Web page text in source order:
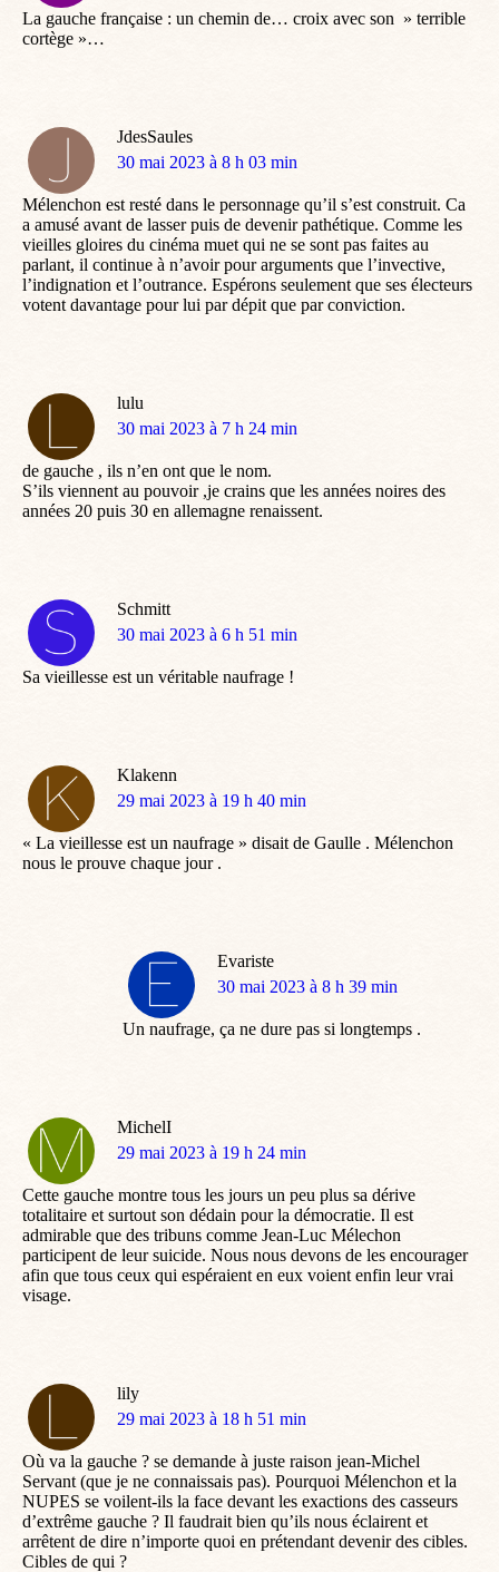
La gauche française : un chemin de… croix avec son » terrible
cortège »…
JdesSaules
dit
30 mai 2023 à 8 h 03 min
Mélenchon est resté dans le personnage qu’il s’est construit. Ca
a amusé avant de lasser puis de devenir pathétique. Comme les
vieilles gloires du cinéma muet qui ne se sont pas faites au
parlant, il continue à n’avoir pour arguments que l’invective,
l’indignation et l’outrance. Espérons seulement que ses électeurs
votent davantage pour lui par dépit que par conviction.
lulu
dit
30 mai 2023 à 7 h 24 min
de gauche , ils n’en ont que le nom.
S’ils viennent au pouvoir ,je crains que les années noires des
années 20 puis 30 en allemagne renaissent.
Schmitt
dit
30 mai 2023 à 6 h 51 min
Sa vieillesse est un véritable naufrage !
Klakenn
dit
29 mai 2023 à 19 h 40 min
« La vieillesse est un naufrage » disait de Gaulle . Mélenchon
nous le prouve chaque jour .
Evariste
dit
30 mai 2023 à 8 h 39 min
Un naufrage, ça ne dure pas si longtemps .
MichelI
dit
29 mai 2023 à 19 h 24 min
Cette gauche montre tous les jours un peu plus sa dérive
totalitaire et surtout son dédain pour la démocratie. Il est
admirable que des tribuns comme Jean-Luc Mélechon
participent de leur suicide. Nous nous devons de les encourager
afin que tous ceux qui espéraient en eux voient enfin leur vrai
visage.
lily
dit
29 mai 2023 à 18 h 51 min
Où va la gauche ? se demande à juste raison jean-Michel
Servant (que je ne connaissais pas). Pourquoi Mélenchon et la
NUPES se voilent-ils la face devant les exactions des casseurs
d’extrême gauche ? Il faudrait bien qu’ils nous éclairent et
arrêtent de dire n’importe quoi en prétendant devenir des cibles.
Cibles de qui ?